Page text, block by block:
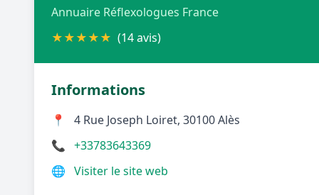
Annuaire Réflexologues France
★★★★★ (14 avis)
Informations
📍
4 Rue Joseph Loiret, 30100 Alès
📞 +33783643369
🌐 Visiter le site web